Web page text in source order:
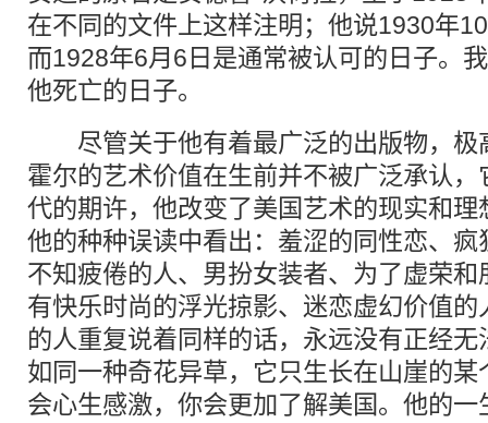
在不同的文件上这样注明；他说1930年
而1928年6月6日是通常被认可的日子。
他死亡的日子。
尽管关于他有着最广泛的出版物，极
霍尔的艺术价值在生前并不被广泛承认
代的期许，他改变了美国艺术的现实和
他的种种误读中看出：羞涩的同性恋、
不知疲倦的人、男扮女装者、为了虚荣
有快乐时尚的浮光掠影、迷恋虚幻价值
的人重复说着同样的话，永远没有正经
如同一种奇花异草，它只生长在山崖的
会心生感激，你会更加了解美国。他的